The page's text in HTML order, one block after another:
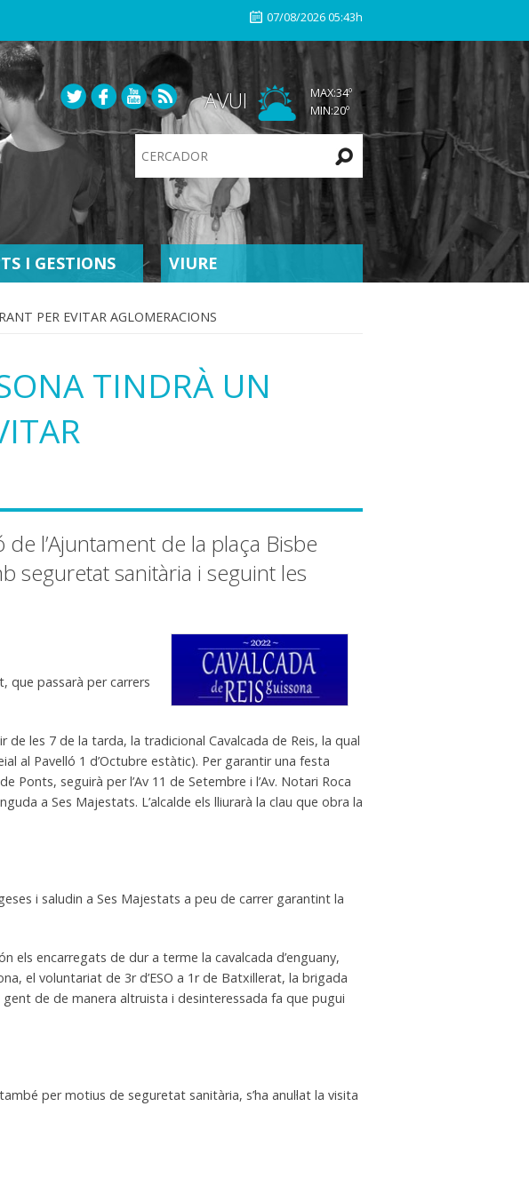
07/08/2026 05:43h
AVUI MAX:34º
MIN:20º
Site
I GESTIONS VIURE
PER EVITAR AGLOMERACIONS
TINDRÀ UN
de l’Ajuntament de la plaça Bisbe
seguretat sanitària i seguint les
que passarà per carrers
les 7 de la tarda, la tradicional Cavalcada de Reis, la qual
al Pavelló 1 d’Octubre estàtic). Per garantir una festa
Ponts, seguirà per l’Av 11 de Setembre i l’Av. Notari Roca
a Ses Majestats. L’alcalde els lliurarà la clau que obra la
i saludin a Ses Majestats a peu de carrer garantint la
els encarregats de dur a terme la cavalcada d’enguany,
el voluntariat de 3r d’ESO a 1r de Batxillerat, la brigada
de de manera altruista i desinteressada fa que pugui
per motius de seguretat sanitària, s’ha anul·lat la visita